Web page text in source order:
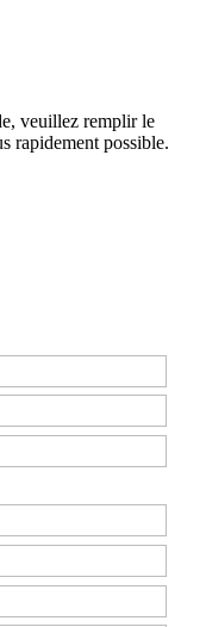
veuillez remplir le
rapidement possible.